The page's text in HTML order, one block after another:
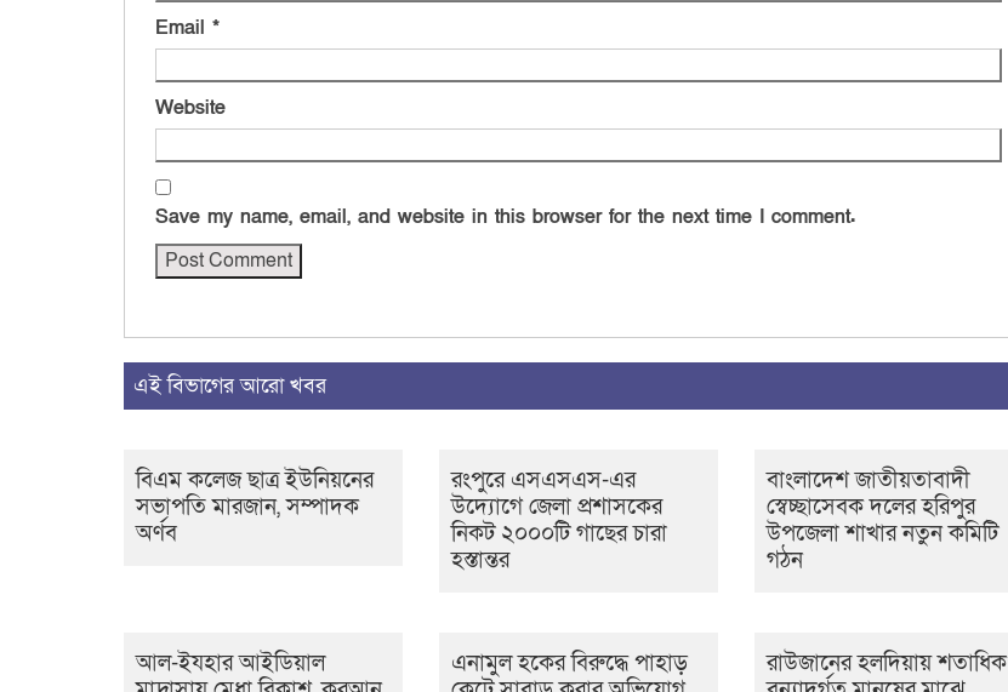
Email *
Website
Save my name, email, and website in this browser for the next time I comment.
এই বিভাগের আরো খবর
বিএম কলেজ ছাত্র ইউনিয়নের
সভাপতি মারজান, সম্পাদক
অর্ণব
রংপুরে এসএসএস-এর
উদ্যোগে জেলা প্রশাসকের
নিকট ২০০০টি গাছের চারা
হস্তান্তর
বাংলাদেশ জাতীয়তাবাদী
স্বেচ্ছাসেবক দলের হরিপুর
উপজেলা শাখার নতুন কমিটি
গঠন
আল-ইযহার আইডিয়াল
এনামুল হকের বিরুদ্ধে পাহাড়
রাউজানের হলদিয়ায় শতাধিক